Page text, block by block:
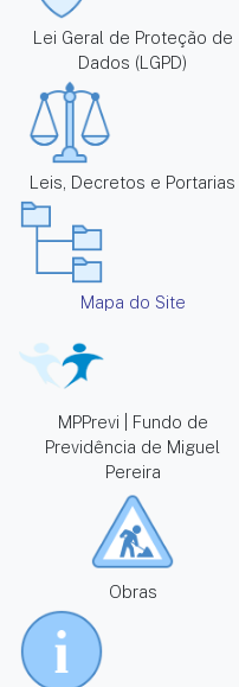
Lei Geral de Proteção de
Dados (LGPD)
Leis, Decretos e Portarias
Mapa do Site
MPPrevi | Fundo de
Previdência de Miguel
Pereira
Obras